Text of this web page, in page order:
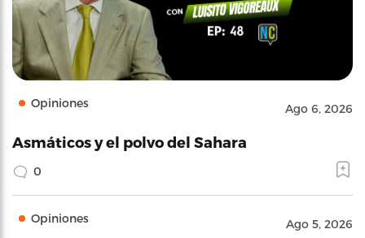
Opiniones Ago 6, 2026
Asmáticos y el polvo del Sahara
0
Opiniones Ago 5, 2026